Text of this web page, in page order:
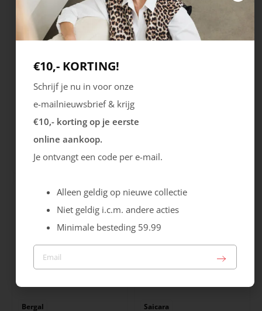
Bergal
Soft Luxury Inlegzool
21.99 19.99
Bergal Saicara
€10,- KORTING!
Schrijf je nu in voor onze
e-mailnieuwsbrief & krijg
€10,- korting op je eerste
online aankoop.
Je ontvangt een code per e-mail.
Alleen geldig op nieuwe collectie
Niet geldig i.c.m. andere acties
Minimale besteding 59.99